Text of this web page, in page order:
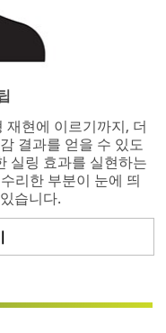
현에 이르기까지, 더
결과를 얻을 수 있도
실링 효과를 실현하는
리한 부분이 눈에 띄
습니다.